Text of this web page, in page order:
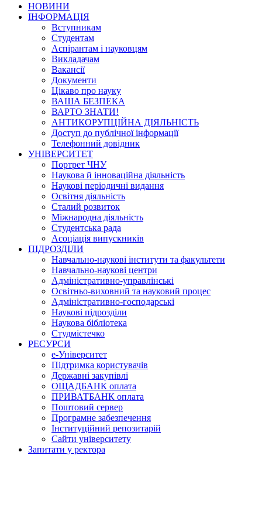
НОВИНИ
ІНФОРМАЦІЯ
Вступникам
Студентам
Аспірантам і науковцям
Викладачам
Вакансії
Документи
Цікаво про науку
ВАША БЕЗПЕКА
ВАРТО ЗНАТИ!
АНТИКОРУПЦІЙНА ДІЯЛЬНІСТЬ
Доступ до публічної інформації
Телефонний довідник
УНІВЕРСИТЕТ
Портрет ЧНУ
Наукова й інноваційна діяльність
Наукові періодичні видання
Освітня діяльність
Сталий розвиток
Міжнародна діяльність
Студентська рада
Асоціація випускників
ПІДРОЗДІЛИ
Навчально-наукові інститути та факультети
Навчально-наукові центри
Адміністративно-управлінські
Освітньо-виховний та науковий процес
Адміністративно-господарські
Наукові підрозділи
Наукова бібліотека
Студмістечко
РЕСУРСИ
е-Університет
Підтримка користувачів
Державні закупівлі
ОЩАДБАНК оплата
ПРИВАТБАНК оплата
Поштовий сервер
Програмне забезпечення
Інституційний репозитарій
Сайти університету
Запитати у ректора